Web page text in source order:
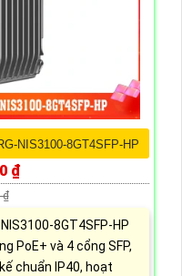
NIS3100-8GT4SFP-HP
₫
₫
8GT4SFP-HP
PoE+ và 4 cổng SFP,
chuẩn IP40, hoạt